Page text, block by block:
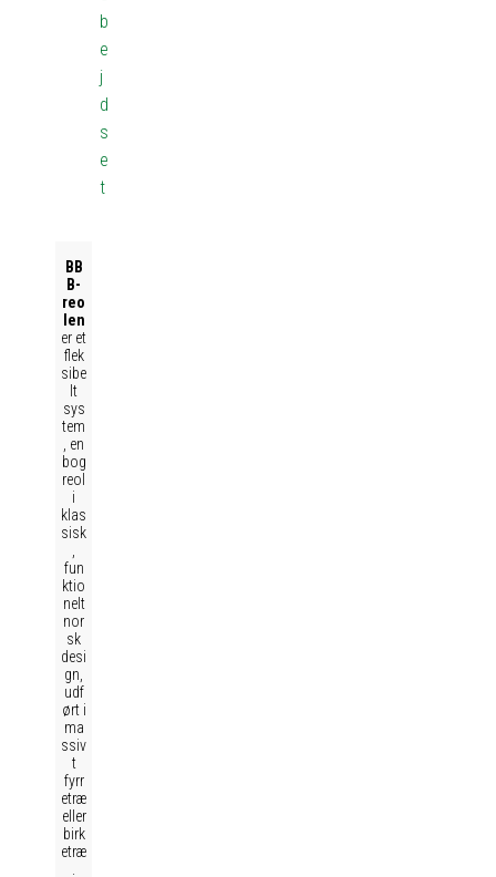
b
e
j
d
s
e
t
BB
B-
reo
len
er et
flek
sibe
lt
sys
tem
, en
bog
reol
i
klas
sisk
fun
ktio
nelt
nor
sk
desi
gn,
udf
ørt i
ma
ssiv
t
fyrr
etræ
eller
birk
etræ